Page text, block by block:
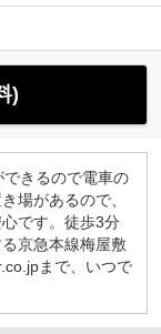
)
きるので電車の
場があるので、
です。徒歩3分
京急本線梅屋敷
まで、いつで